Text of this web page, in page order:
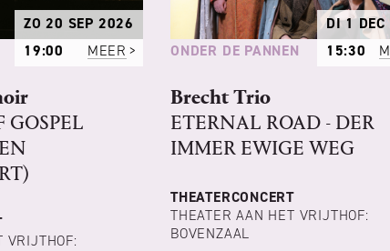
ZO 20 SEP 2026
19:00
MEER
GOSPEL
VRIJTHOF:
ONDER DE PANNEN
DI 1
15:30
Brecht Trio
ETERNAL ROAD - DER
IMMER EWIGE WEG
THEATERCONCERT
THEATER AAN HET VRIJTHOF:
BOVENZAAL